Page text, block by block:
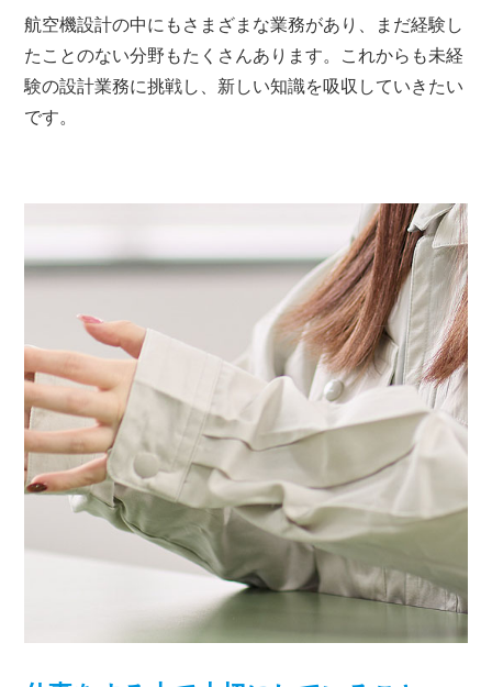
航空機設計の中にもさまざまな業務があり、まだ経験し
たことのない分野もたくさんあります。これからも未経
験の設計業務に挑戦し、新しい知識を吸収していきたい
です。